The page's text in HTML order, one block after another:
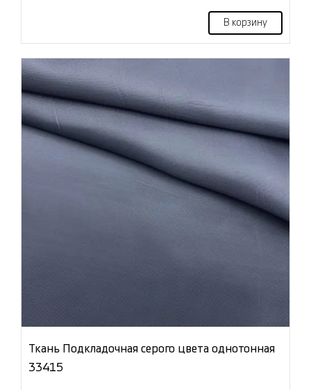
В корзину
Ткань Подкладочная серого цвета однотонная
33415